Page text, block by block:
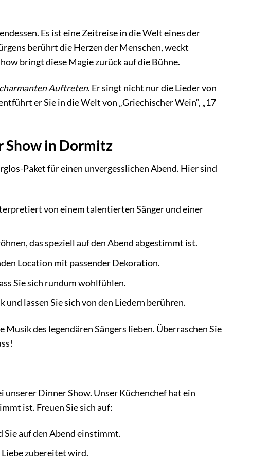
Es ist eine Zeitreise in die Welt eines der
berührt die Herzen der Menschen, weckt
bringt diese Magie zurück auf die Bühne.
charmanten Auftreten. Er singt nicht nur die Lieder von
er Sie in die Welt von „Griechischer Wein“, „17
Show in Dormitz
Paket für einen unvergesslichen Abend. Hier sind
von einem talentierten Sänger und einer
das speziell auf den Abend abgestimmt ist.
Location mit passender Dekoration.
Sie sich rundum wohlfühlen.
und lassen Sie sich von den Liedern berühren.
Musik des legendären Sängers lieben. Überraschen Sie
Dinner Show. Unser Küchenchef hat ein
ist. Freuen Sie sich auf:
Sie auf den Abend einstimmt.
zubereitet wird.